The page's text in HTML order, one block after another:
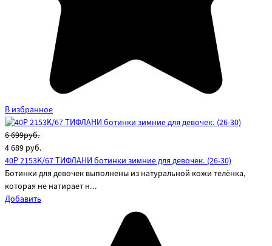
В избранное
6 699руб.
4 689 руб.
40P 2153K/67 ТИФЛАНИ ботинки зимние для девочек. (26-30)
Ботинки для девочек выполнены из натуральной кожи телёнка,
которая не натирает н...
Добавить